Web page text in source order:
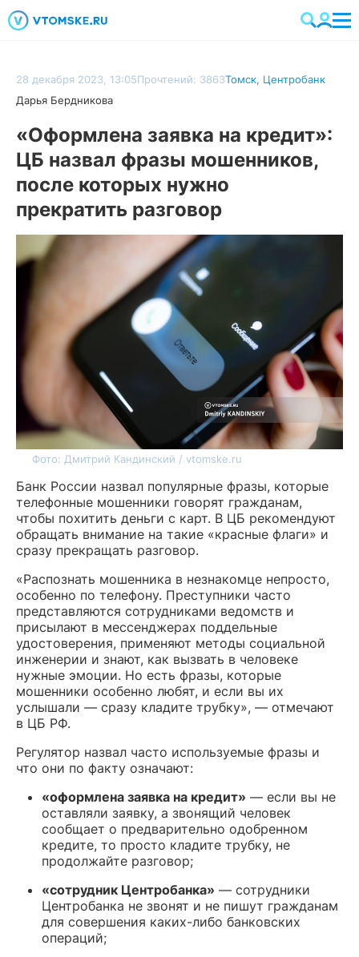
28 декабря 2023, 13:05Прочтений: 3863Томск, Центробанк
Дарья Бердникова
«Оформлена заявка на кредит»:
ЦБ назвал фразы мошенников,
после которых нужно
прекратить разговор
Фото: Дмитрий Кандинский / vtomske.ru
Банк России назвал популярные фразы, которые
телефонные мошенники говорят гражданам,
чтобы похитить деньги с карт. В ЦБ рекомендуют
обращать внимание на такие «красные флаги» и
сразу прекращать разговор.
«Распознать мошенника в незнакомце непросто,
особенно по телефону. Преступники часто
представляются сотрудниками ведомств и
присылают в мессенджерах поддельные
удостоверения, применяют методы социальной
инженерии и знают, как вызвать в человеке
нужные эмоции. Но есть фразы, которые
мошенники особенно любят, и если вы их
услышали — сразу кладите трубку», — отмечают
в ЦБ РФ.
Регулятор назвал часто используемые фразы и
что они по факту означают:
«оформлена заявка на кредит» — если вы не
оставляли заявку, а звонящий человек
сообщает о предварительно одобренном
кредите, то просто кладите трубку, не
продолжайте разговор;
«сотрудник Центробанка» — сотрудники
Центробанка не звонят и не пишут гражданам
для совершения каких-либо банковских
операций;